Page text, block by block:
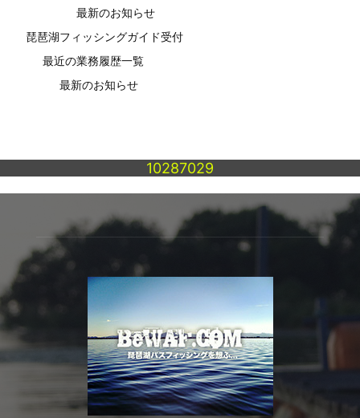
最新のお知らせ
琵琶湖フィッシングガイド受付
最近の業務履歴一覧
最新のお知らせ
10287029